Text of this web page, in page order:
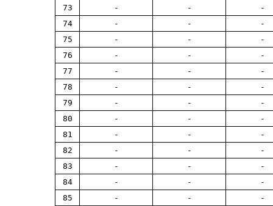
73 - -
-
74
- -
-
75
- -
-
76
- -
-
77
- -
-
78
- -
-
79
- -
-
80
- -
-
81
- -
-
82
- -
-
83
- -
-
84
- -
-
85
- -
-